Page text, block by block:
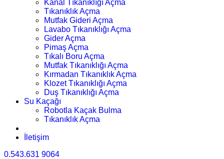
Kanal Tıkanıklığı Açma
Tıkanıklık Açma
Mutfak Gideri Açma
Lavabo Tıkanıklığı Açma
Gider Açma
Pimaş Açma
Tıkalı Boru Açma
Mutfak Tıkanıklığı Açma
Kırmadan Tıkanıklık Açma
Klozet Tıkanıklığı Açma
Duş Tıkanıklığı Açma
Su Kaçağı
Robotla Kaçak Bulma
Tıkanıklık Açma
İletişim
0.543.631 9064